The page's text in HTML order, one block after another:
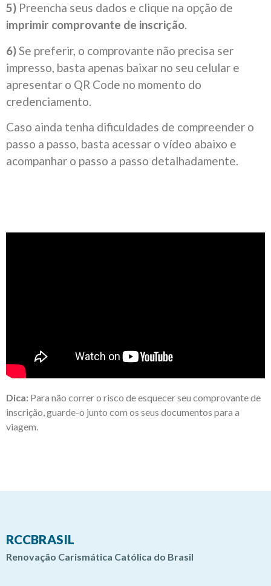
5) Preencha seus dados e clique na opção de
imprimir comprovante de inscrição.
6) Se preferir, o comprovante não precisa ser
impresso, basta apenas baixar no seu celular e
apresentar o QR Code no momento do
credenciamento.
Caso ainda tenha dificuldades de compreender o
passo a passo, basta acessar o vídeo abaixo e
acompanhar o passo a passo detalhadamente.
Dica: Para não correr o risco de esquecer seu comprovante de
inscrição, guarde-o junto com os seus documentos para a
viagem.
RCCBRASIL
Renovação Carismática Católica do Brasil